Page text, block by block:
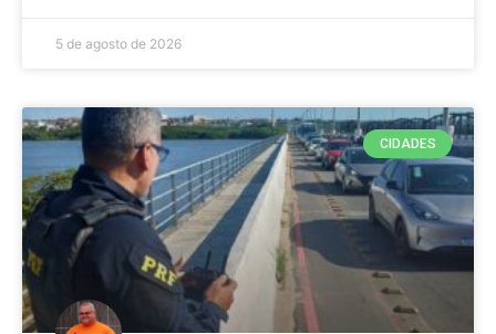
5 de agosto de 2026
CIDADES